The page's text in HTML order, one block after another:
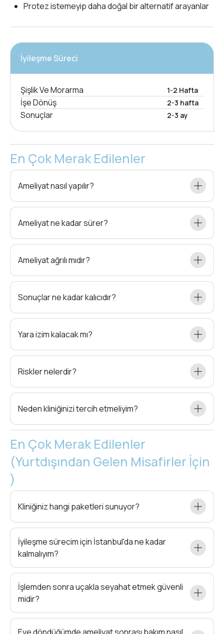
Protez istemeyip daha doğal bir alternatif arayanlar
İyileşme Süreci
Şişlik Ve Morarma 1-2 Hafta
İşe Dönüş 2-3 hafta
Sonuçlar 2-3 ay
En Çok Merak Edilenler
Ameliyat nasıl yapılır?
Ameliyat ne kadar sürer?
Ameliyat ağrılı mıdır?
Sonuçlar ne kadar kalıcıdır?
Yara izim kalacak mı?
Riskler nelerdir?
Neden kliniğinizi tercih etmeliyim?
En Çok Merak Edilenler
(Yurtdışından Gelen Misafirler İçin
)
Kliniğiniz hangi paketleri sunuyor?
İyileşme sürecim için İstanbul'da ne kadar
kalmalıyım?
İşlemden sonra uçakla seyahat etmek güvenli
midir?